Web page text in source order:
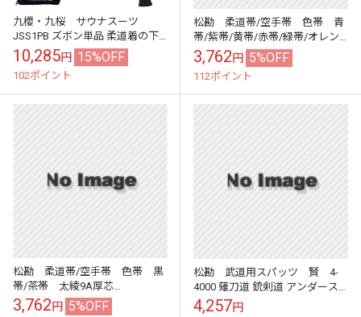
九櫻・九桜 サウナスーツ
JSS1PB ズボン単品 柔道着の下
に着るサウナスーツパンツ 早川
繊維
10,285円 15%OFF
102ポイント
松勘 柔道帯/空手帯 色帯 青
帯/紫帯/黄帯/赤帯/緑帯/オレン
ジ帯 MATSUKAN
3,762円 5%OFF
112ポイント
松勘 柔道帯/空手帯 色帯 黒
帯/茶帯 太綾9A厚芯
MATSUKAN
3,762円 5%OFF
松勘 武道用スパッツ 賢 4-
4000 薙刀道 銃剣道 アンダース
パッツ KEN MATSUKAN
4,257円